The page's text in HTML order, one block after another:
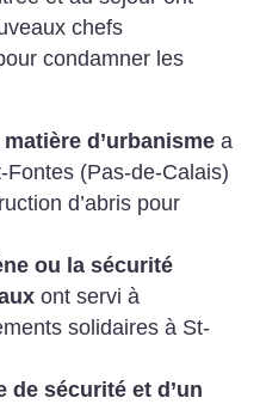
chefs
condamner les
d’urbanismea
(Pas-de-Calais)
d’abris pour
ou la sécurité
ont servi à
solidaires à St-
de sécurité et d’un